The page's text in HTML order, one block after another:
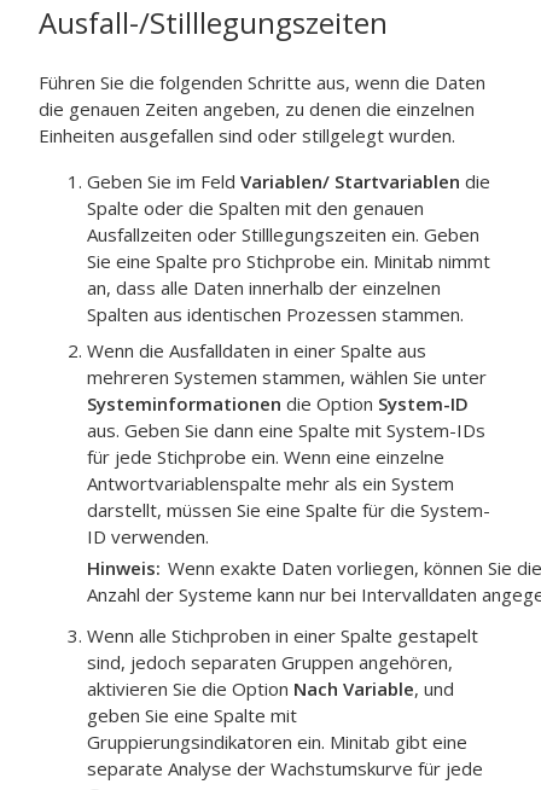
Ausfall-/Stilllegungszeiten
Führen Sie die folgenden Schritte aus, wenn die Daten
die genauen Zeiten angeben, zu denen die einzelnen
Einheiten ausgefallen sind oder stillgelegt wurden.
Geben Sie im Feld Variablen/ Startvariablen die
Spalte oder die Spalten mit den genauen
Ausfallzeiten oder Stilllegungszeiten ein. Geben
Sie eine Spalte pro Stichprobe ein. Minitab nimmt
an, dass alle Daten innerhalb der einzelnen
Spalten aus identischen Prozessen stammen.
Wenn die Ausfalldaten in einer Spalte aus
mehreren Systemen stammen, wählen Sie unter
Systeminformationen die Option System-ID
aus. Geben Sie dann eine Spalte mit System-IDs
für jede Stichprobe ein. Wenn eine einzelne
Antwortvariablenspalte mehr als ein System
darstellt, müssen Sie eine Spalte für die System-
ID verwenden.
Hinweis Wenn exakte Daten vorliegen, können Sie
Anzahl der Systeme kann nur bei Intervalldaten
Wenn alle Stichproben in einer Spalte gestapelt
sind, jedoch separaten Gruppen angehören,
aktivieren Sie die Option Nach Variable, und
geben Sie eine Spalte mit
Gruppierungsindikatoren ein. Minitab gibt eine
separate Analyse der Wachstumskurve für jede